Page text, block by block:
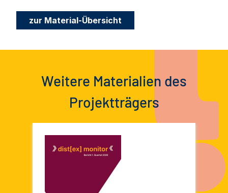
zur Material-Übersicht
Weitere Materialien des
Projektträgers